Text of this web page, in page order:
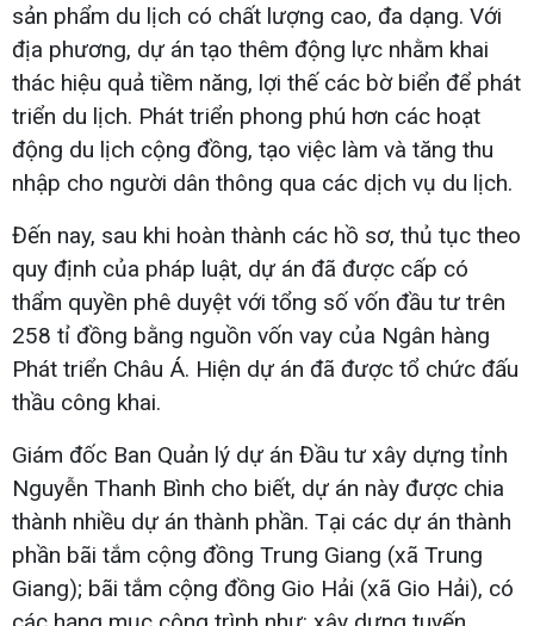
sản phẩm du lịch có chất lượng cao, đa dạng. Với
địa phương, dự án tạo thêm động lực nhằm khai
thác hiệu quả tiềm năng, lợi thế các bờ biển để phát
triển du lịch. Phát triển phong phú hơn các hoạt
động du lịch cộng đồng, tạo việc làm và tăng thu
nhập cho người dân thông qua các dịch vụ du lịch.
Đến nay, sau khi hoàn thành các hồ sơ, thủ tục theo
quy định của pháp luật, dự án đã được cấp có
thẩm quyền phê duyệt với tổng số vốn đầu tư trên
258 tỉ đồng bằng nguồn vốn vay của Ngân hàng
Phát triển Châu Á. Hiện dự án đã được tổ chức đấu
thầu công khai.
Giám đốc Ban Quản lý dự án Đầu tư xây dựng tỉnh
Nguyễn Thanh Bình cho biết, dự án này được chia
thành nhiều dự án thành phần. Tại các dự án thành
phần bãi tắm cộng đồng Trung Giang (xã Trung
Giang); bãi tắm cộng đồng Gio Hải (xã Gio Hải), có